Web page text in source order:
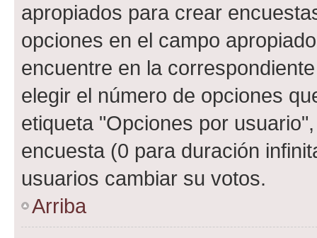
apropiados para crear
opciones en el campo
encuentre en la
elegir el número de opciones
etiqueta "Opciones por
encuesta (0 para duración
usuarios cambiar su votos.
Arriba